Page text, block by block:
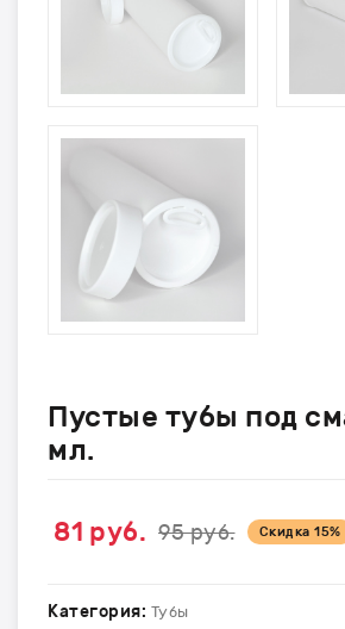
Пустые тубы под
мл.
81 руб. 95 руб. Скидка 15%
Категория: Тубы